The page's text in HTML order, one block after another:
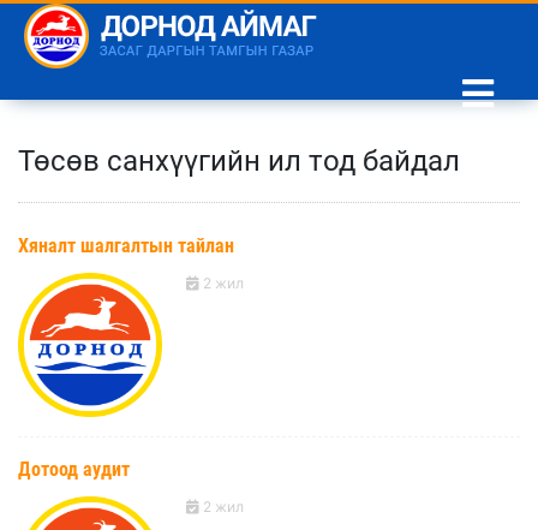
Төсөв санхүүгийн ил тод байдал
Хяналт шалгалтын тайлан
2 жил
Дотоод аудит
2 жил